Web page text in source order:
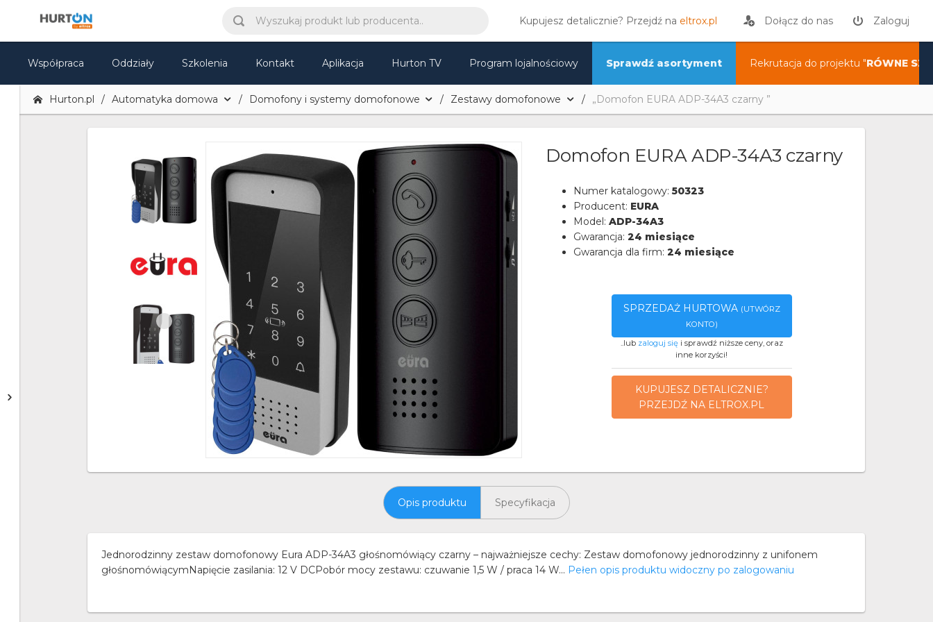
Kupujesz detalicznie? Przejdź na eltrox.pl Dołącz do nas Zaloguj
Współpraca Oddziały Szkolenia Kontakt Aplikacja Hurton TV Program lojalnościowy Sprawdź asortyment Rekrutacja do projektu "RÓWNE
Hurton.pl Automatyka domowa Domofony i systemy domofonowe Zestawy domofonowe „Domofon EURA ADP-34A3 czarny ”
Domofon EURA ADP-34A3 czarny
Numer katalogowy: 50323
Producent: EURA
Model: ADP-34A3
Gwarancja: 24 miesiące
Gwarancja dla firm: 24 miesiące
SPRZEDAŻ HURTOWA (UTWÓRZ
KONTO)
..lub zaloguj sięi sprawdź niższe ceny, oraz
inne korzyści!
KUPUJESZ DETALICZNIE?
PRZEJDŹ NA ELTROX.PL
Opis produktu Specyfikacja
Jednorodzinny zestaw domofonowy Eura ADP-34A3 głośnomówiący czarny – najważniejsze cechy: Zestaw domofonowy jednorodzinny z unifonem
głośnomówiącymNapięcie zasilania: 12 V DCPobór mocy zestawu: czuwanie 1,5 W / praca 14 W... Pełen opis produktu widoczny po zalogowaniu